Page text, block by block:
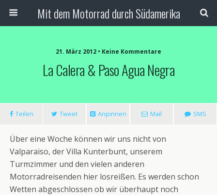
Mit dem Motorrad durch Südamerika
21. März 2012 • Keine Kommentare
La Calera & Paso Agua Negra
Teilen Tweet Anpinnen Mail SMS
Über eine Woche können wir uns nicht von
Valparaiso, der Villa Kunterbunt, unserem
Turmzimmer und den vielen anderen
Motorradreisenden hier losreißen. Es werden schon
Wetten abgeschlossen ob wir überhaupt noch